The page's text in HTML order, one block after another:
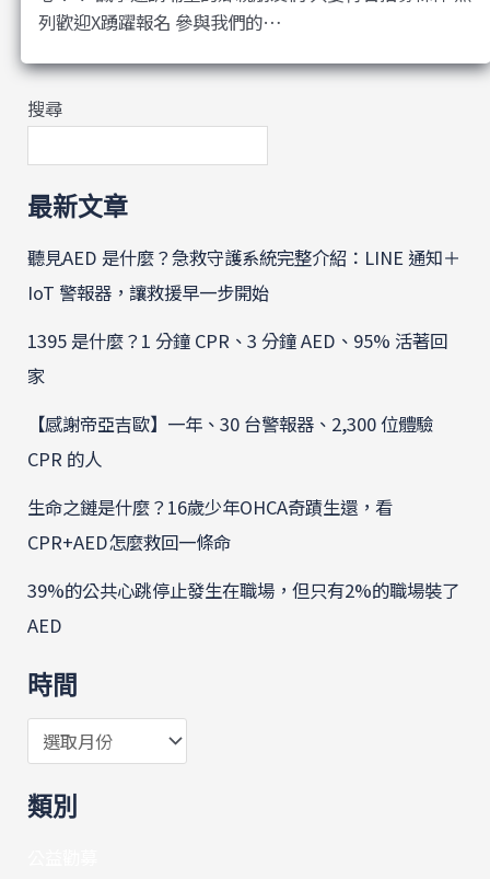
列歡迎X踴躍報名 參與我們的…
搜尋
最新文章
聽見AED 是什麼？急救守護系統完整介紹：LINE 通知＋
IoT 警報器，讓救援早一步開始
1395 是什麼？1 分鐘 CPR、3 分鐘 AED、95% 活著回
家
【感謝帝亞吉歐】一年、30 台警報器、2,300 位體驗
CPR 的人
生命之鏈是什麼？16歲少年OHCA奇蹟生還，看
CPR+AED怎麼救回一條命
39%的公共心跳停止發生在職場，但只有2%的職場裝了
AED
時間
類別